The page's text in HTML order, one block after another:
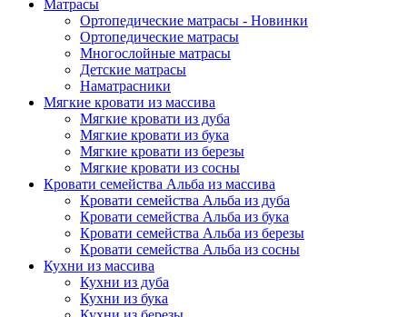
Матрасы
Ортопедические матрасы - Новинки
Ортопедические матрасы
Многослойные матрасы
Детские матрасы
Наматрасники
Мягкие кровати из массива
Мягкие кровати из дуба
Мягкие кровати из бука
Мягкие кровати из березы
Мягкие кровати из сосны
Кровати семейства Альба из массива
Кровати семейства Альба из дуба
Кровати семейства Альба из бука
Кровати семейства Альба из березы
Кровати семейства Альба из сосны
Кухни из массива
Кухни из дуба
Кухни из бука